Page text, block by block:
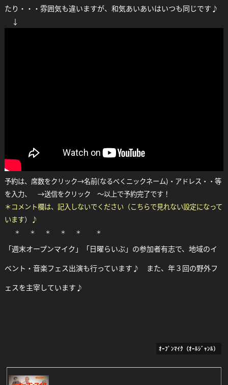
たり・・・雰囲気も違いますが、和気あいあいはいつも同じです♪
↓
予約は、席数をクリック→名前(なるべくニックネーム)・アドレス・・等
を入力、 →送信をクリック ～以上で予約完了です！
＊コメント欄は、記入しないでください（こちらで見れない設定になって
います）♪
＊ ＊ ＊ ＊ ＊ ＊
「週末オープンマイク」「日曜らいぶ」の参加者有志で、地域のイ
ベント・音楽フェス出演も行っています♪ また、年３回の野外フ
ェスを主宰しています♪
ｵｰﾌﾟﾝﾏｲｸ（ｵｰﾙｼﾞｬﾝﾙ）